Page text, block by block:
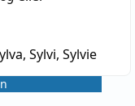
Sylvi, Sylvie